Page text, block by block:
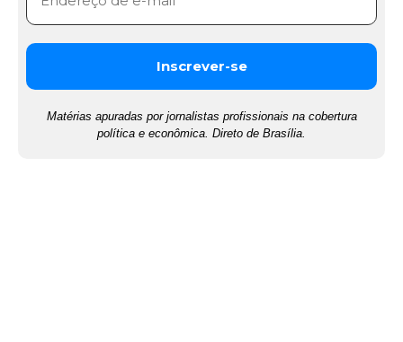
Matérias apuradas por jornalistas profissionais na cobertura
política e econômica. Direto de Brasília.